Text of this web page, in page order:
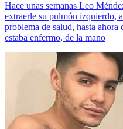
Hace unas semanas Leo
extraerle su pulmón izquierdo,
problema de salud, hasta
estaba enfermo, de la mano